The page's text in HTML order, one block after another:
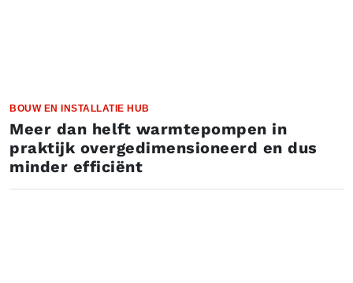
BOUW EN INSTALLATIE HUB
Meer dan helft warmtepompen in
praktijk overgedimensioneerd en dus
minder efficiënt